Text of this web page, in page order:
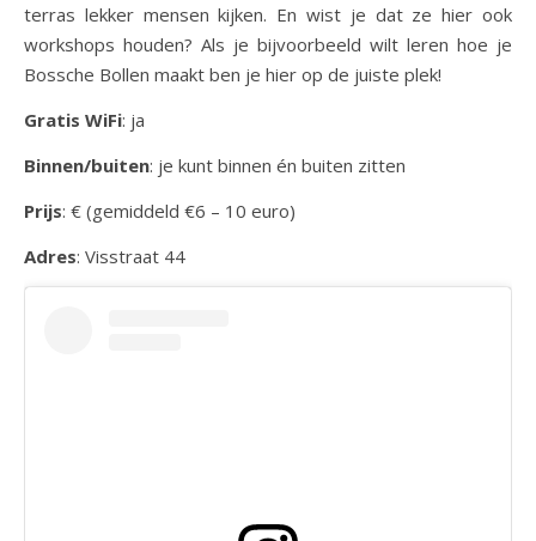
terras lekker mensen kijken. En wist je dat ze hier ook
workshops houden? Als je bijvoorbeeld wilt leren hoe je
Bossche Bollen maakt ben je hier op de juiste plek!
Gratis WiFi: ja
Binnen/buiten: je kunt binnen én buiten zitten
Prijs: € (gemiddeld €6 – 10 euro)
Adres: Visstraat 44